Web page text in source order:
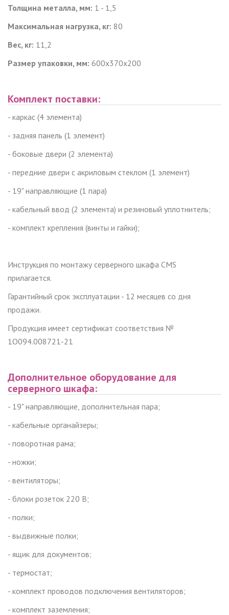
Толщина металла, мм: 1 - 1,5
Максимальная нагрузка, кг: 80
Вес, кг: 11,2
Размер упаковки, мм: 600x370x200
Комплект поставки:
- каркас (4 элемента)
- задняя панель (1 элемент)
- боковые двери (2 элемента)
- передние двери с акриловым стеклом (1 элемент)
- 19" направляющие (1 пара)
- кабельный ввод (2 элемента) и резиновый уплотнитель;
- комплект крепления (винты и гайки);
Инструкция по монтажу серверного шкафа CMS
прилагается.
Гарантийный срок эксплуатации - 12 месяцев со дня
продажи.
Продукция имеет сертификат соответствия №
1О094.008721-21
Дополнительное оборудование для
серверного шкафа:
- 19" направляющие, дополнительная пара;
- кабельные органайзеры;
- поворотная рама;
- ножки;
- вентиляторы;
- блоки розеток 220 В;
- полки;
- выдвижные полки;
- ящик для документов;
- термостат;
- комплект проводов подключения вентиляторов;
- комплект заземления;